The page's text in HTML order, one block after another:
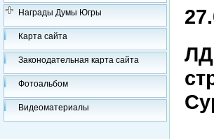
Награды Думы Югры
Карта сайта
Законодательная карта сайта
Фотоальбом
Видеоматериалы